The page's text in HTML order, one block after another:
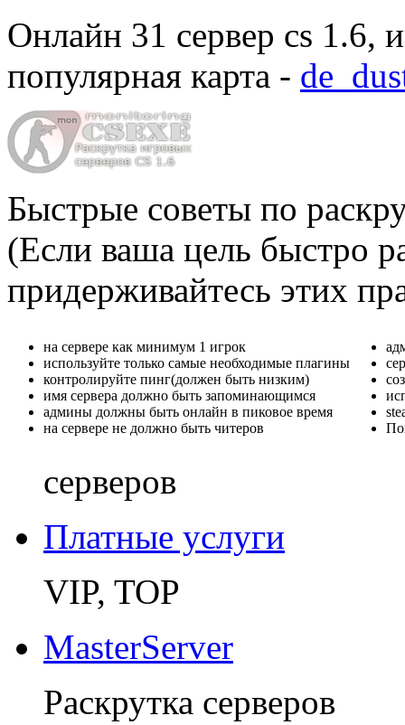
Онлайн 31 сервер cs 1.6,
популярная карта -
Быстрые советы по
(Если ваша цель быстро
придерживайтесь этих
на сервере как минимум 1 игрок
используйте только самые необходимые плагины
контролируйте пинг(должен быть низким)
имя сервера должно быть запоминающимся
админы должны быть онлайн в пиковое время
на сервере не должно быть читеров
серверов
Платные услуги
VIP, TOP
MasterServer
Раскрутка серверов